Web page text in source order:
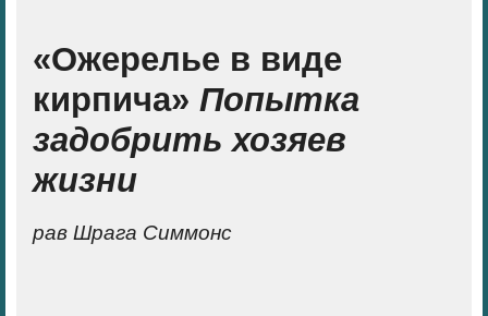
«Ожерелье в виде
кирпича» Попытка
задобрить хозяев
жизни
рав Шрага Симмонс